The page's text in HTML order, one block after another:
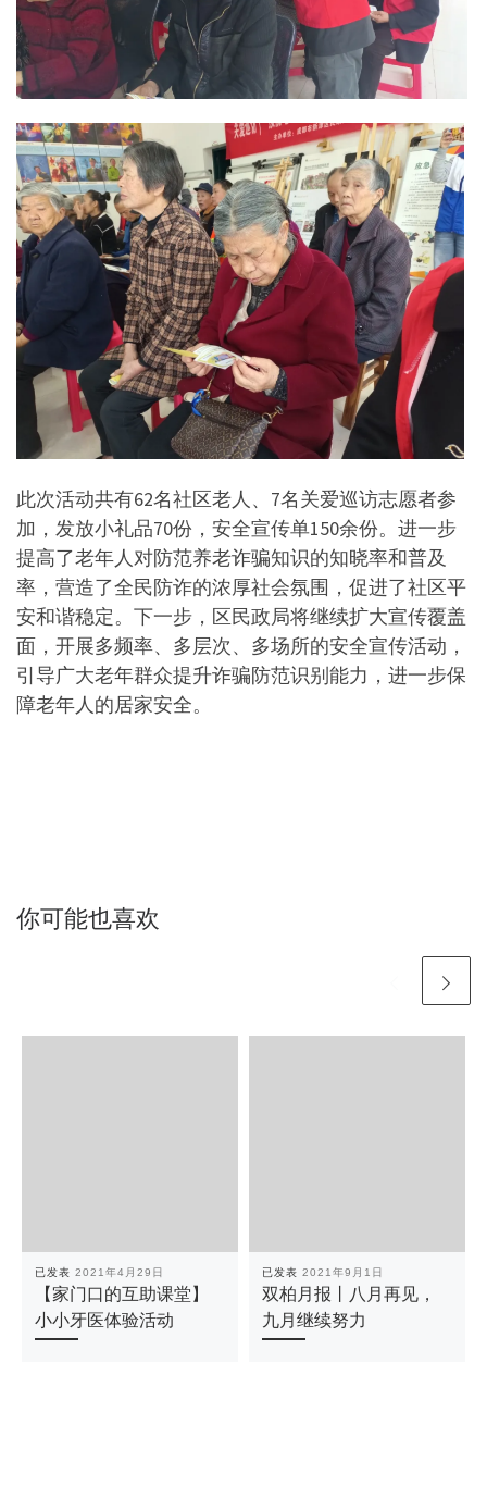
此次活动共有62名社区老人、7名关爱巡访志愿者参
加，发放小礼品70份，安全宣传单150余份。进一步
提高了老年人对防范养老诈骗知识的知晓率和普及
率，营造了全民防诈的浓厚社会氛围，促进了社区平
安和谐稳定。下一步，区民政局将继续扩大宣传覆盖
面，开展多频率、多层次、多场所的安全宣传活动，
引导广大老年群众提升诈骗防范识别能力，进一步保
障老年人的居家安全。
你可能也喜欢
已发表 2021年4月29日
【家门口的互助课堂】
小小牙医体验活动
已发表 2021年9月1日
双柏月报丨八月再见，
九月继续努力